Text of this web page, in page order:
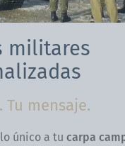
militares
Tu mensaje.
único a tu carpa